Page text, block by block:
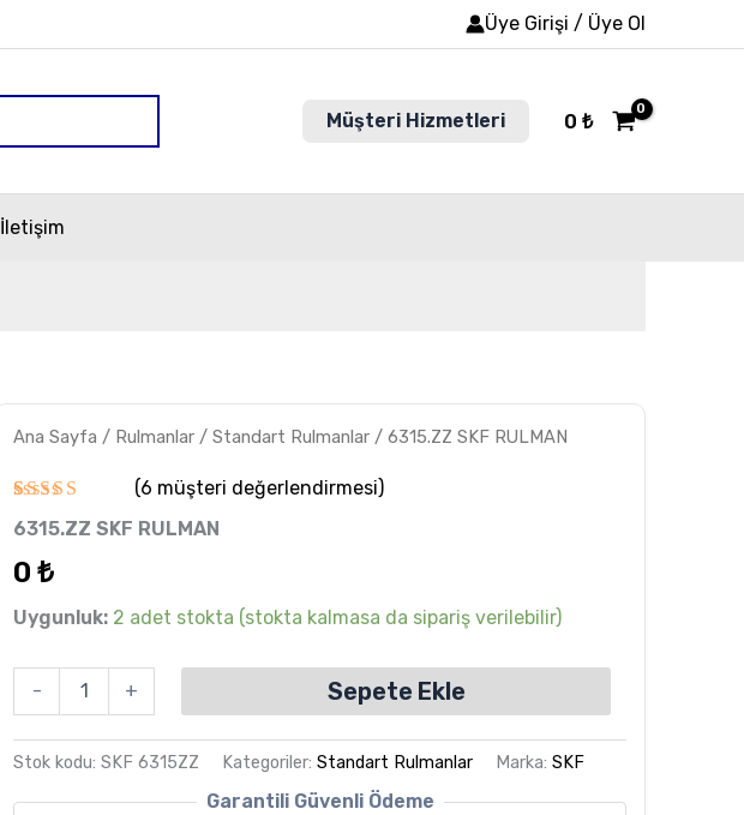
Üye Girişi / Üye Ol
Müşteri Hizmetleri 0 ₺
İletişim
Ana Sayfa / Rulmanlar /Standart Rulmanlar / 6315.ZZ SKF RULMAN
6müşteri
puanına
5 üzerinden
aldı
(6 müşteri değerlendirmesi)
6315.ZZ SKF RULMAN
0₺
Uygunluk: 2 adet stokta (stokta kalmasa da sipariş verilebilir)
-
SKF
adet
+ Sepete Ekle
Stok kodu:SKF 6315ZZ Kategoriler:Standart Rulmanlar Marka:SKF
Garantili Güvenli Ödeme